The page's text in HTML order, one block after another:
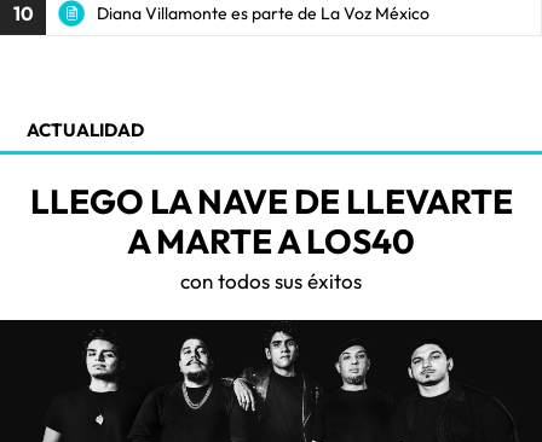
10 Diana Villamonte es parte de La Voz México
ACTUALIDAD
LLEGO LA NAVE DE LLEVARTE
A MARTE A LOS40
con todos sus éxitos